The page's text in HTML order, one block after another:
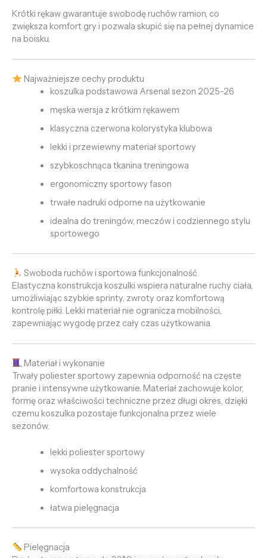
Krótki rękaw gwarantuje swobodę ruchów ramion, co
zwiększa komfort gry i pozwala skupić się na pełnej dynamice
na boisku.
Najważniejsze cechy produktu
koszulka podstawowa Arsenal sezon 2025-26
męska wersja z krótkim rękawem
klasyczna czerwona kolorystyka klubowa
lekki i przewiewny materiał sportowy
szybkoschnąca tkanina treningowa
ergonomiczny sportowy fason
trwałe nadruki odporne na użytkowanie
idealna do treningów, meczów i codziennego stylu
sportowego
Swoboda ruchów i sportowa funkcjonalność
Elastyczna konstrukcja koszulki wspiera naturalne ruchy ciała,
umożliwiając szybkie sprinty, zwroty oraz komfortową
kontrolę piłki. Lekki materiał nie ogranicza mobilności,
zapewniając wygodę przez cały czas użytkowania.
Materiał i wykonanie
Trwały poliester sportowy zapewnia odporność na częste
pranie i intensywne użytkowanie. Materiał zachowuje kolor,
formę oraz właściwości techniczne przez długi okres, dzięki
czemu koszulka pozostaje funkcjonalna przez wiele
sezonów.
lekki poliester sportowy
wysoka oddychalność
komfortowa konstrukcja
łatwa pielęgnacja
Pielęgnacja